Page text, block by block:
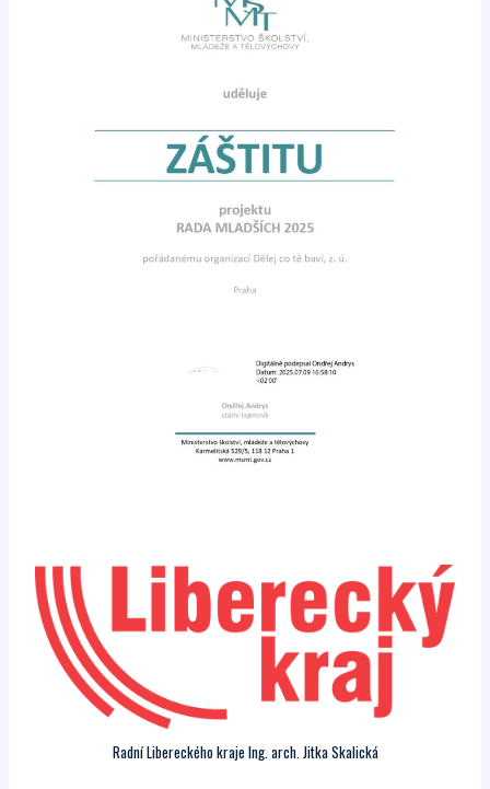
Radní Libereckého kraje Ing. arch. Jitka Skalická